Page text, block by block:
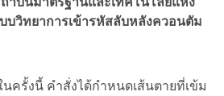
บวิทยาการเข้ารหัสลับหลังควอนตัม
ครั้งนี้ คำสั่งได้กำหนดเส้นตายที่เข้ม